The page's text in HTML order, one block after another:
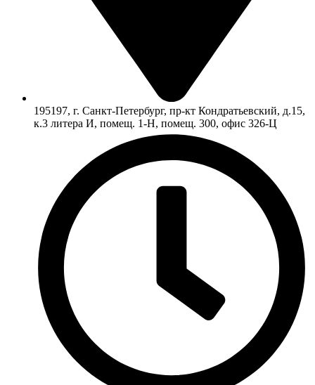
195197, г. Санкт-Петербург, пр-кт Кондратьевский, д.15,
к.3 литера И, помещ. 1-Н, помещ. 300, офис 326-Ц